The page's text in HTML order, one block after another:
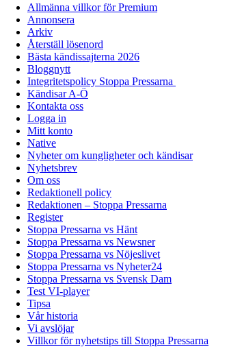
Allmänna villkor för Premium
Annonsera
Arkiv
Återställ lösenord
Bästa kändissajterna 2026
Bloggnytt
Integritetspolicy Stoppa Pressarna
Kändisar A-Ö
Kontakta oss
Logga in
Mitt konto
Native
Nyheter om kungligheter och kändisar
Nyhetsbrev
Om oss
Redaktionell policy
Redaktionen – Stoppa Pressarna
Register
Stoppa Pressarna vs Hänt
Stoppa Pressarna vs Newsner
Stoppa Pressarna vs Nöjeslivet
Stoppa Pressarna vs Nyheter24
Stoppa Pressarna vs Svensk Dam
Test VI-player
Tipsa
Vår historia
Vi avslöjar
Villkor för nyhetstips till Stoppa Pressarna